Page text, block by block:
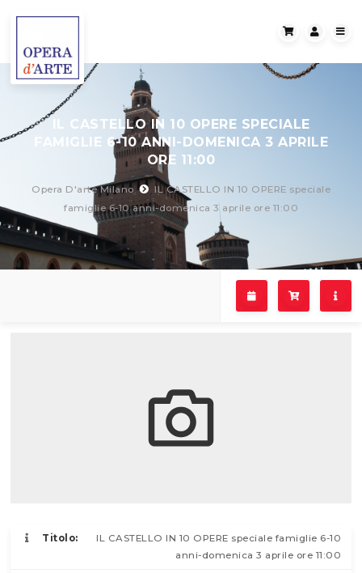
IL CASTELLO IN 10 OPERE SPECIALE
FAMIGLIE 6-10 ANNI-DOMENICA 3 APRILE
ORE 11:00
Opera D'arte Milano
IL CASTELLO IN 10 OPERE speciale
famiglie 6-10 anni-domenica 3 aprile ore 11:00
Titolo:
IL CASTELLO IN 10 OPERE speciale famiglie 6-10
anni-domenica 3 aprile ore 11:00